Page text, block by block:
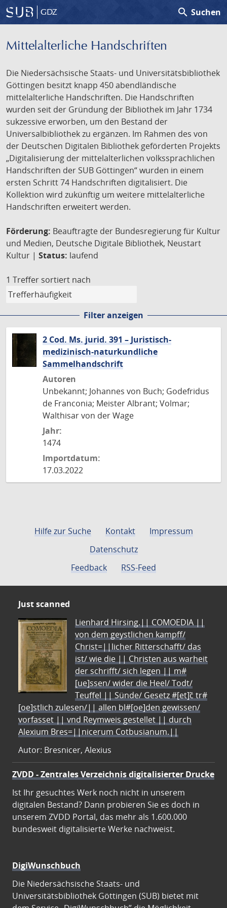
GDZ search Suchen
Mittelalterliche Handschriften
Die Niedersächsische Staats- und Universitätsbibliothek
Göttingen besitzt knapp 450 abendländische
mittelalterliche Handschriften. Die Handschriften
wurden seit der Gründung der Bibliothek im Jahr 1734
sukzessive erworben, um den Bestand der
Universalbibliothek zu ergänzen. Im Rahmen des von
der Deutschen Digitalen Bibliothek geförderten Projekts
„Digitalisierung der mittelalterlichen volkssprachlichen
Handschriften der SUB Göttingen“ wurden in einem
ersten Schritt 74 Handschriften digitalisiert. Die
Kollektion wird zukünftig um weitere mittelalterliche
Handschriften erweitert werden.
Förderung: Beauftragte der Bundesregierung für Kultur
und Medien, Deutsche Digitale Bibliothek, Neustart
Kultur | Status: laufend
1 Treffer sortiert nach
Filter anzeigen
2 Cod. Ms. jurid. 391 – Juristisch-
medizinisch-naturkundliche
Sammelhandschrift
Autoren
Unbekannt; Johannes von Buch; Godefridus
de Franconia; Meister Albrant; Volmar;
Walthisar von der Wage
Jahr:
1474
Importdatum:
17.03.2022
Hilfe zur Suche Kontakt
Impressum
Datenschutz
Feedback
RSS-Feed
Just scanned
Lienhard Hirsing.|| COMOEDIA ||
von dem geystlichen kampff/
Christ=||licher Ritterschafft/ das
ist/ wie die || Christen aus warheit
der schrifft/ sich legen || m#
[ue]ssen/ wider die Heel/ Todt/
Teuffel || Sünde/ Gesetz #[et]c̃ tr#
[oe]stlich zulesen/|| allen bl#[oe]den gewissen/
vorfasset || vnd Reymweis gestellet || durch
Alexium Bres=||nicerum Cotbusianum.||
Autor: Bresnicer, Alexius
ZVDD - Zentrales Verzeichnis digitalisierter Drucke
Ist Ihr gesuchtes Werk noch nicht in unserem
digitalen Bestand? Dann probieren Sie es doch in
unserem ZVDD Portal, das mehr als 1.600.000
bundesweit digitalisierte Werke nachweist.
DigiWunschbuch
Die Niedersächsische Staats- und
Universitätsbibliothek Göttingen (SUB) bietet mit